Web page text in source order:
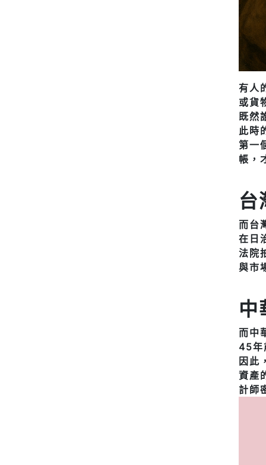
有人
或貨
既然
此時
第一
帳，
台
而台
在日
法院
與市
中
而中
45年
因此
資產
計師